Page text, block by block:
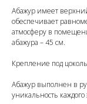
Абажур имеет
обеспечивает
атмосферу в
абажура – 45 см.
Крепление под
Абажур выполнен в
уникальность